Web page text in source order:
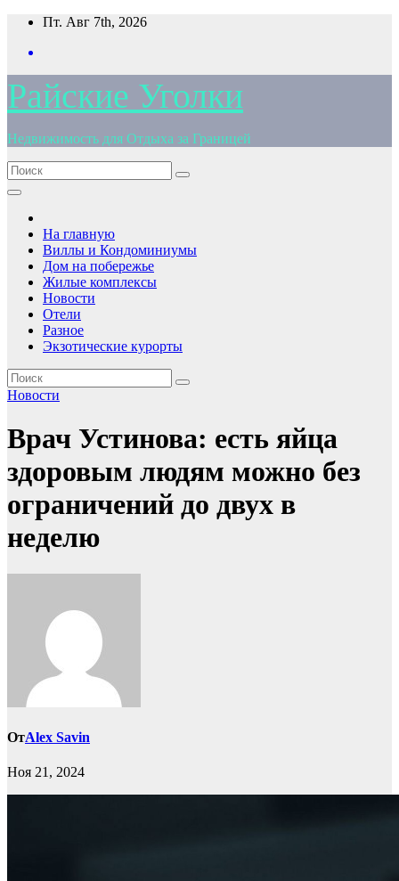
Перейти
содержимому
Пт. Авг 7th, 2026
Райские Уголки
Недвижимость для Отдыха за Границей
На главную
Виллы и Кондоминиумы
Дом на побережье
Жилые комплексы
Новости
Отели
Разное
Экзотические курорты
Новости
Врач Устинова: есть яйца
здоровым людям можно без
ограничений до двух в
неделю
ОтAlex Savin
Ноя 21, 2024